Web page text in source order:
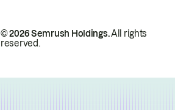
© 2026 Semrush Holdings.All rights
reserved.